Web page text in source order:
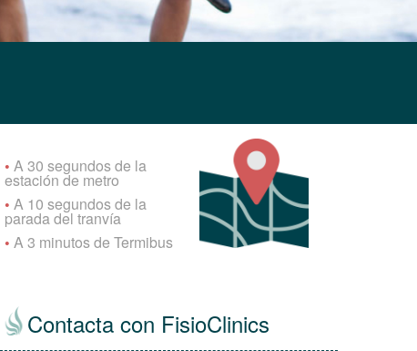
• A 30 segundos de la
estación de metro
• A 10 segundos de la
parada del tranvía
• A 3 minutos de Termibus
Contacta con FisioClinics